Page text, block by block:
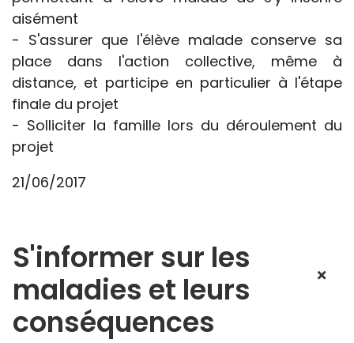
aisément
- S'assurer que l'élève malade conserve sa
place dans l'action collective, même à
distance, et participe en particulier à l'étape
finale du projet
- Solliciter la famille lors du déroulement du
projet
21/06/2017
S'informer sur les
maladies et leurs
conséquences